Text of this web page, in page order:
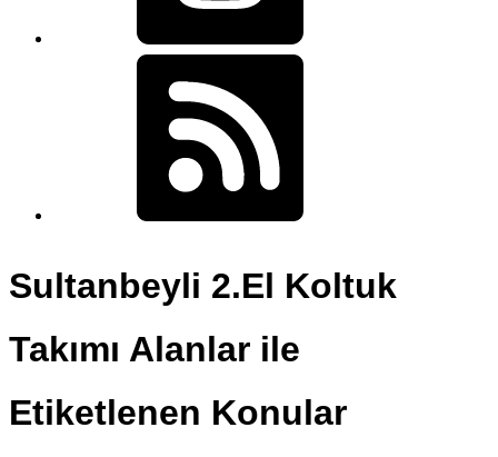
Sultanbeyli 2.El Koltuk
Takımı Alanlar ile
Etiketlenen Konular